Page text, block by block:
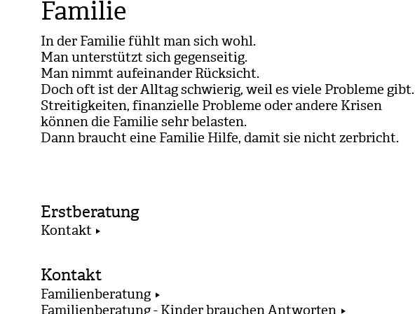
Familie
In der Fami­lie fühlt man sich wohl.
Man unter­stützt sich gegen­sei­tig.
Man nimmt auf­ein­an­der Rück­sicht.
Doch oft ist der All­tag schwie­rig, weil es viele Pro­bleme gibt.
Strei­tig­kei­ten, finan­zi­elle Pro­bleme oder andere Kri­sen
kön­nen die Fami­lie sehr belas­ten.
Dann braucht eine Fami­lie Hilfe, damit sie nicht zer­bricht.
Erstberatung
Kontakt
Kontakt
Familienberatung
Familienberatung - Kinder brauchen Antworten